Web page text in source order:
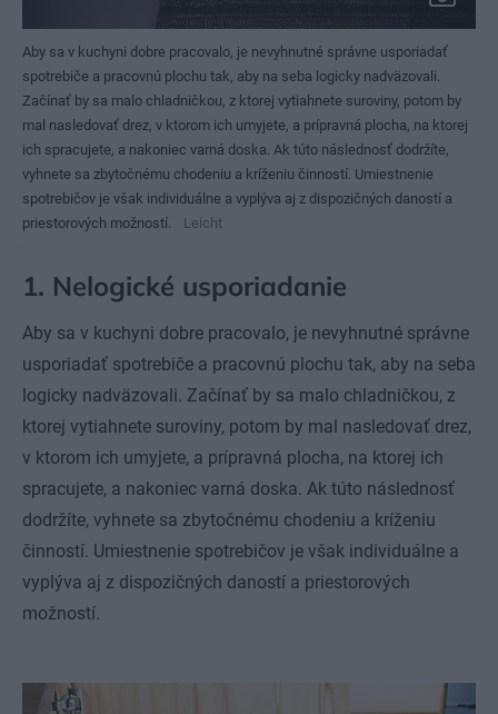
Aby sa v kuchyni dobre pracovalo, je nevyhnutné správne usporiadať
spotrebiče a pracovnú plochu tak, aby na seba logicky nadväzovali.
Začínať by sa malo chladničkou, z ktorej vytiahnete suroviny, potom by
mal nasledovať drez, v ktorom ich umyjete, a prípravná plocha, na ktorej
ich spracujete, a nakoniec varná doska. Ak túto následnosť dodržíte,
vyhnete sa zbytočnému chodeniu a kríženiu činností. Umiestnenie
spotrebičov je však individuálne a vyplýva aj z dispozičných daností a
priestorových možností.
Leicht
1. Nelogické usporiadanie
Aby sa v kuchyni dobre pracovalo, je nevyhnutné správne
usporiadať spotrebiče a pracovnú plochu tak, aby na seba
logicky nadväzovali. Začínať by sa malo chladničkou, z
ktorej vytiahnete suroviny, potom by mal nasledovať drez,
v ktorom ich umyjete, a prípravná plocha, na ktorej ich
spracujete, a nakoniec varná doska. Ak túto následnosť
dodržíte, vyhnete sa zbytočnému chodeniu a kríženiu
činností. Umiestnenie spotrebičov je však individuálne a
vyplýva aj z dispozičných daností a priestorových
možností.